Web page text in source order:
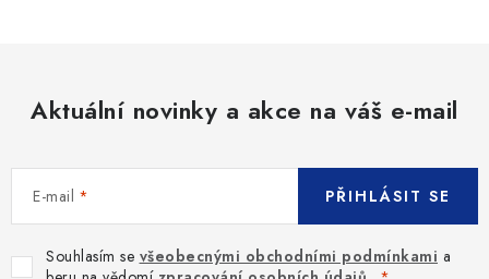
Aktuální novinky a akce na váš e-mail
E-mail
Souhlasím se všeobecnými obchodními podmínkami a
PŘIHLÁSIT SE